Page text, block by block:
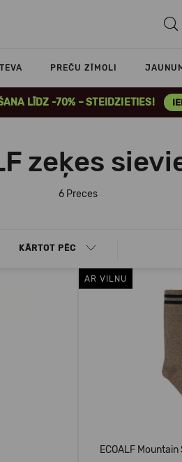
TEVA PREČU ZĪMOLI
LĪDZ -70% – STEIDZIETIES!
zeķes
6 Preces
KĀRTOT PĒC
AR VILNU
ECOALF